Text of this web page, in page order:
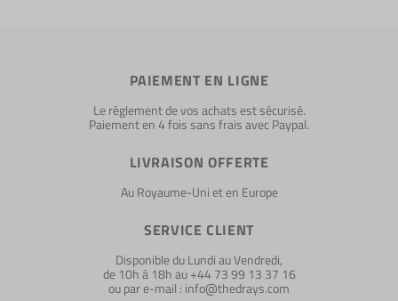
PAIEMENT EN LIGNE
Le règlement de vos achats est sécurisé.
Paiement en 4 fois sans frais avec Paypal.
LIVRAISON OFFERTE
Au Royaume-Uni et en Europe
SERVICE CLIENT
Disponible du Lundi au Vendredi,
de 10h à 18h au +44 73 99 13 37 16
ou par e-mail : info@thedrays.com